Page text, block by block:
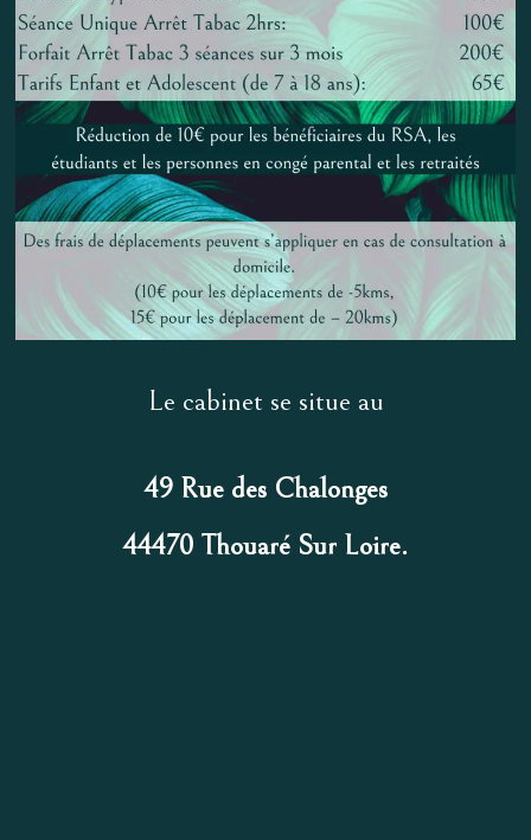
Le cabinet se situe au
49 Rue des Chalonges
44470 Thouaré Sur Loire.